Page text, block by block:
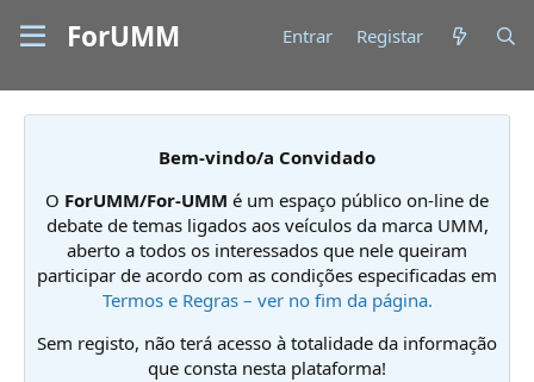
ForUMM Entrar Registar
Bem-vindo/a Convidado
O ForUMM/For-UMM é um espaço público on-line de
debate de temas ligados aos veículos da marca UMM,
aberto a todos os interessados que nele queiram
participar de acordo com as condições especificadas em
Termos e Regras – ver no fim da página.
Sem registo, não terá acesso à totalidade da informação
que consta nesta plataforma!